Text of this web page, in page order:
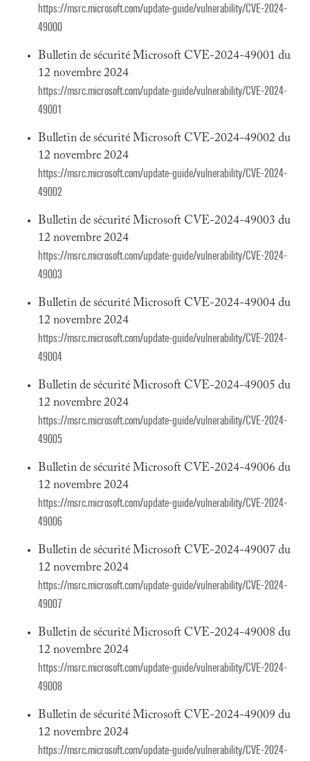
https://msrc.microsoft.com/update-guide/vulnerability/CVE-2024-
49000
Bulletin de sécurité Microsoft CVE-2024-49001 du
12 novembre 2024
https://msrc.microsoft.com/update-guide/vulnerability/CVE-2024-
49001
Bulletin de sécurité Microsoft CVE-2024-49002 du
12 novembre 2024
https://msrc.microsoft.com/update-guide/vulnerability/CVE-2024-
49002
Bulletin de sécurité Microsoft CVE-2024-49003 du
12 novembre 2024
https://msrc.microsoft.com/update-guide/vulnerability/CVE-2024-
49003
Bulletin de sécurité Microsoft CVE-2024-49004 du
12 novembre 2024
https://msrc.microsoft.com/update-guide/vulnerability/CVE-2024-
49004
Bulletin de sécurité Microsoft CVE-2024-49005 du
12 novembre 2024
https://msrc.microsoft.com/update-guide/vulnerability/CVE-2024-
49005
Bulletin de sécurité Microsoft CVE-2024-49006 du
12 novembre 2024
https://msrc.microsoft.com/update-guide/vulnerability/CVE-2024-
49006
Bulletin de sécurité Microsoft CVE-2024-49007 du
12 novembre 2024
https://msrc.microsoft.com/update-guide/vulnerability/CVE-2024-
49007
Bulletin de sécurité Microsoft CVE-2024-49008 du
12 novembre 2024
https://msrc.microsoft.com/update-guide/vulnerability/CVE-2024-
49008
Bulletin de sécurité Microsoft CVE-2024-49009 du
12 novembre 2024
https://msrc.microsoft.com/update-guide/vulnerability/CVE-2024-